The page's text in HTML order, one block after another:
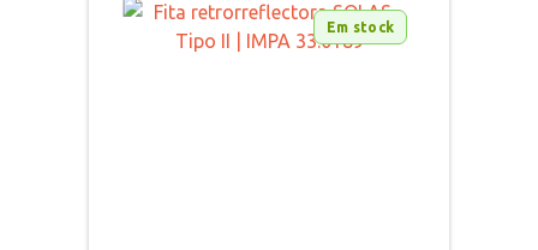
Em stock